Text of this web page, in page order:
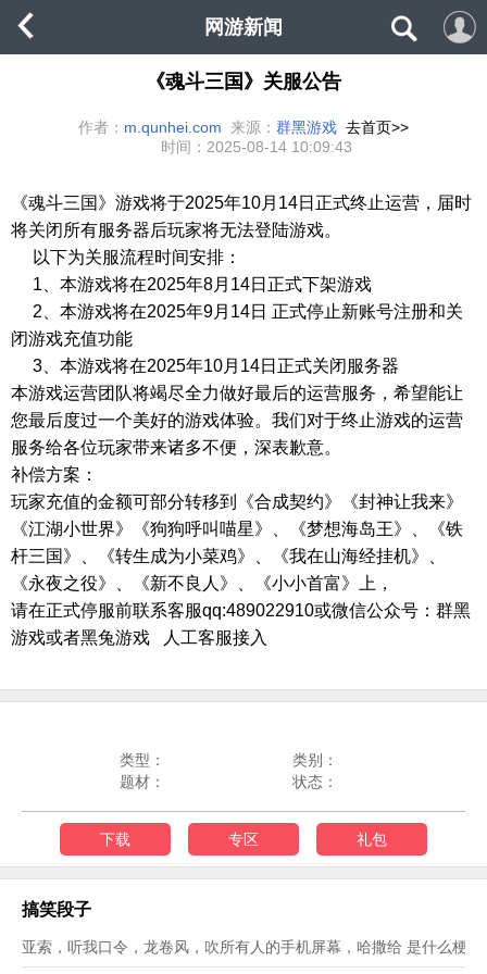
网游新闻
《魂斗三国》关服公告
作者： m.qunhei.com 来源： 群黑游戏 去首页>>
时间： 2025-08-14 10:09:43
《魂斗三国》游戏将于2025年10月14日正式终止运营，届时
将关闭所有服务器后玩家将无法登陆游戏。
以下为关服流程时间安排：
1、本游戏将在2025年8月14日正式下架游戏
2、本游戏将在2025年9月14日 正式停止新账号注册和关
闭游戏充值功能
3、本游戏将在2025年10月14日正式关闭服务器
本游戏运营团队将竭尽全力做好最后的运营服务，希望能让
您最后度过一个美好的游戏体验。我们对于终止游戏的运营
服务给各位玩家带来诸多不便，深表歉意。
补偿方案：
玩家充值的金额可部分转移到《合成契约》《封神让我来》
《江湖小世界》《狗狗呼叫喵星》、《梦想海岛王》、《铁
杆三国》、《转生成为小菜鸡》、《我在山海经挂机》、
《永夜之役》、《新不良人》、《小小首富》上，
请在正式停服前联系客服qq:489022910或微信公众号：群黑
游戏或者黑兔游戏 人工客服接入
类型：
类别：
题材：
状态：
下载 专区 礼包
搞笑段子
亚索，听我口令，龙卷风，吹所有人的手机屏幕，哈撒给 是什么梗？